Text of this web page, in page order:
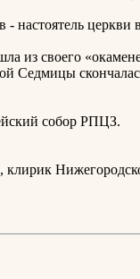
настоятель церкви
из своего
Седмицы
собор РПЦЗ.
клирик